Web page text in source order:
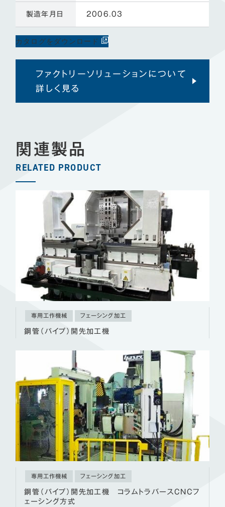
製造年月日 2006.03
カタログをダウンロード
ファクトリーソリューションについて
詳しく見る
RELATED PRODUCT
関連製品
専用工作機械 フェーシング加工
鋼管（パイプ）開先加工機
専用工作機械 フェーシング加工
鋼管（パイプ）開先加工機 コラムトラバースCNCフ
ェーシング方式